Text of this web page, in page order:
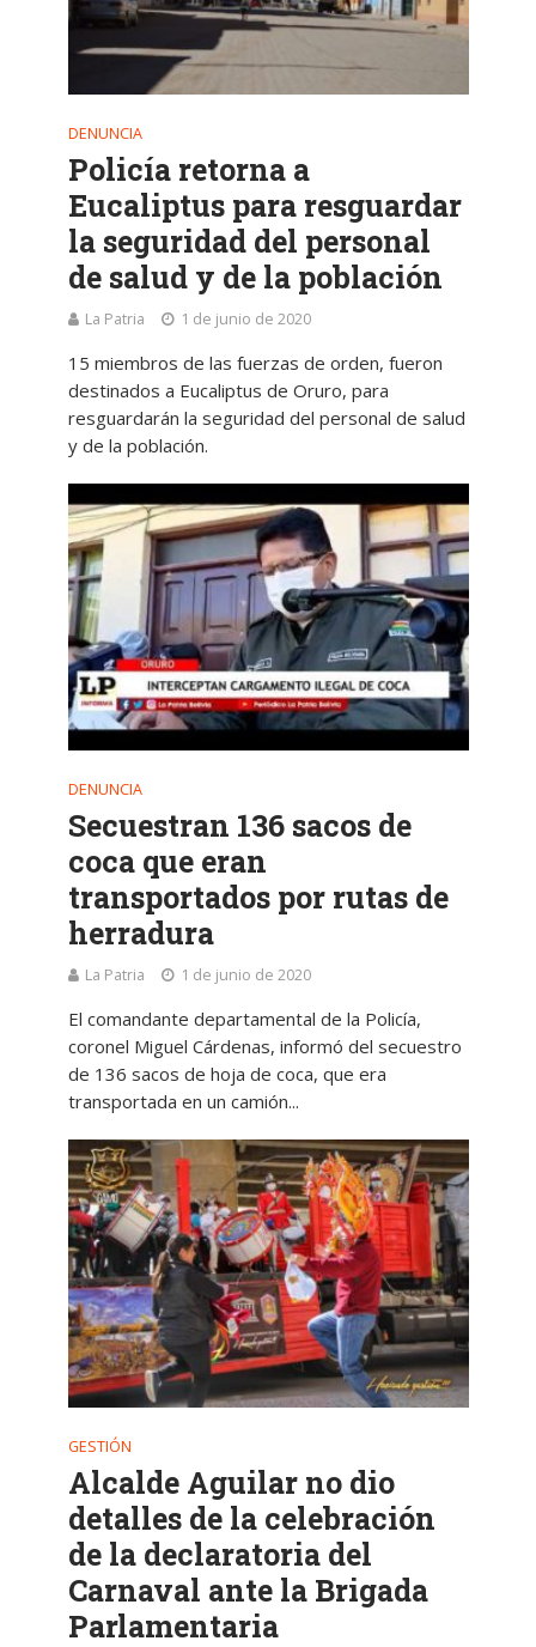
DENUNCIA
Policía retorna a
Eucaliptus para resguardar
la seguridad del personal
de salud y de la población
La Patria 1 de junio de 2020
15 miembros de las fuerzas de orden, fueron
destinados a Eucaliptus de Oruro, para
resguardarán la seguridad del personal de salud
y de la población.
DENUNCIA
Secuestran 136 sacos de
coca que eran
transportados por rutas de
herradura
La Patria 1 de junio de 2020
El comandante departamental de la Policía,
coronel Miguel Cárdenas, informó del secuestro
de 136 sacos de hoja de coca, que era
transportada en un camión...
GESTIÓN
Alcalde Aguilar no dio
detalles de la celebración
de la declaratoria del
Carnaval ante la Brigada
Parlamentaria